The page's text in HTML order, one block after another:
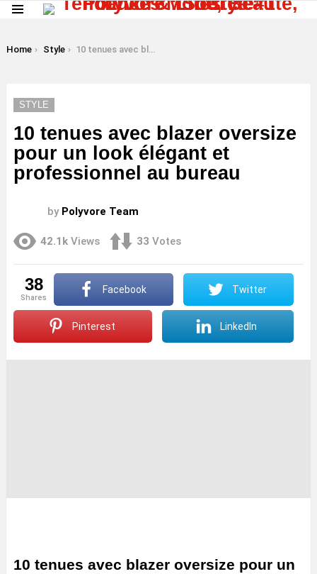
You are here:
Home Style 10 tenues avec blazer oversize pour un look élégant et professionnel au bureau
STYLE
10 tenues avec blazer oversize
pour un look élégant et
professionnel au bureau
by Polyvore Team
42.1k Views 33 Votes
38
shares
Facebook Twitter
Pinterest LinkedIn
10 tenues avec blazer oversize pour un